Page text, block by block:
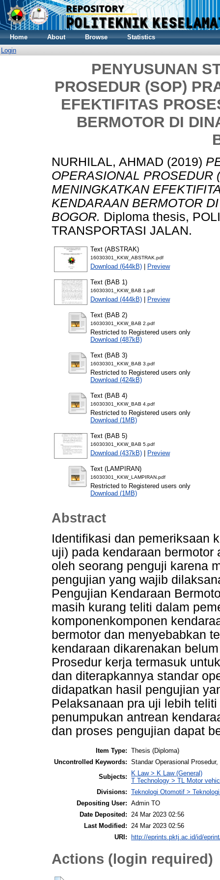
Home About Browse
Statistics
Login
PENYUSUNAN
PROSEDUR (SOP)
EFEKTIFITAS
BERMOTOR DI
NURHILAL, AHMAD (2019)
OPERASIONAL PROSEDUR
MENINGKATKAN
KENDARAAN BERMOTOR
BOGOR. Diploma thesis,
TRANSPORTASI JALAN.
Text (ABSTRAK)
16030301_KKW_ABSTRAK.pdf
Download (644kB) Preview
Text (BAB 1)
16030301_KKW_BAB 1.pdf
Download (444kB) Preview
Text (BAB 2)
16030301_KKW_BAB 2.pdf
Restricted to Registered users only
Download (487kB)
Text (BAB 3)
16030301_KKW_BAB 3.pdf
Restricted to Registered users only
Download (424kB)
Text (BAB 4)
16030301_KKW_BAB 4.pdf
Restricted to Registered users only
Download (1MB)
Text (BAB 5)
16030301_KKW_BAB 5.pdf
Download (437kB) Preview
Text (LAMPIRAN)
16030301_KKW_LAMPIRAN.pdf
Restricted to Registered users only
Download (1MB)
Abstract
Identifikasi dan pemeriksaan
uji) pada kendaraan
oleh seorang penguji karena
pengujian yang wajib
Pengujian Kendaraan
masih kurang teliti dalam
komponenkomponen
bermotor dan menyebabkan
kendaraan dikarenakan
Prosedur kerja termasuk
dan diterapkannya standar
didapatkan hasil pengujian
Pelaksanaan pra uji lebih
penumpukan antrean
dan proses pengujian dapat
Item Type: Thesis (Diploma)
Uncontrolled Keywords: Standar Operasional
Subjects:
K Law > K Law (General)
T Technology > TL Motor
Divisions: Teknologi Otomotif >
Depositing User: Admin TO
Date Deposited: 24 Mar 2023 02:56
Last Modified: 24 Mar 2023 02:56
URI:
http://eprints.pktj.ac.id/id/
Actions (login required)